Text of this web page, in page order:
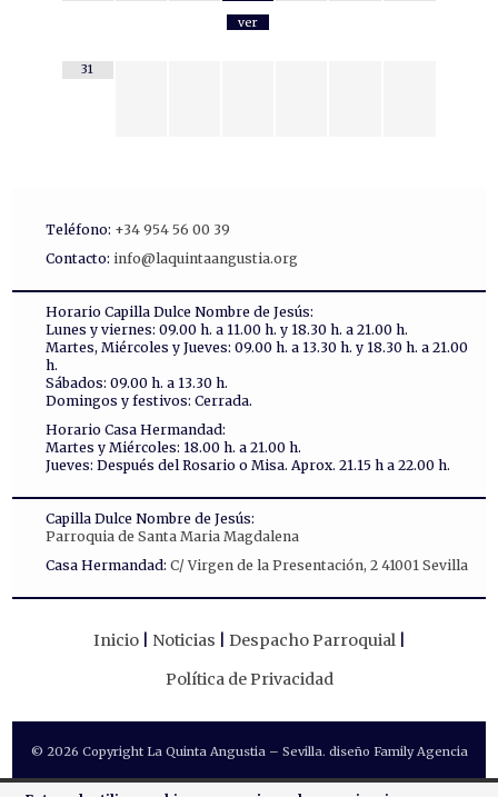
ver
31
Teléfono: +34 954 56 00 39
Contacto: info@laquintaangustia.org
Horario Capilla Dulce Nombre de Jesús:
Lunes y viernes: 09.00 h. a 11.00 h. y 18.30 h. a 21.00 h.
Martes, Miércoles y Jueves: 09.00 h. a 13.30 h. y 18.30 h. a 21.00
h.
Sábados: 09.00 h. a 13.30 h.
Domingos y festivos: Cerrada.
Horario Casa Hermandad:
Martes y Miércoles: 18.00 h. a 21.00 h.
Jueves: Después del Rosario o Misa. Aprox. 21.15 h a 22.00 h.
Capilla Dulce Nombre de Jesús:
Parroquia de Santa Maria Magdalena
Casa Hermandad: C/ Virgen de la Presentación, 2 41001 Sevilla
Inicio Noticias
Despacho Parroquial
Política de Privacidad
© 2026 Copyright La Quinta Angustia – Sevilla. diseño Family Agencia